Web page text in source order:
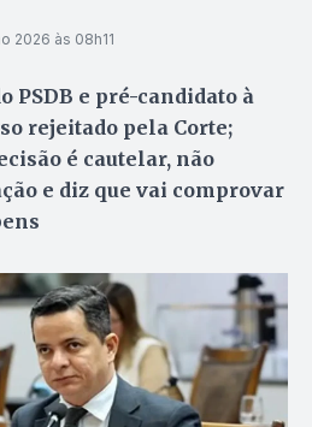
2026 às 08h11
PSDB e pré-candidato à
rejeitado pela Corte;
é cautelar, não
e diz que vai comprovar